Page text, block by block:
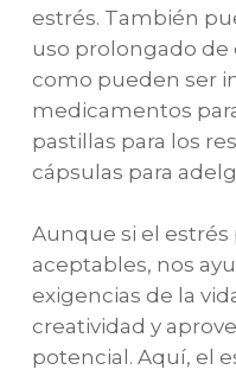
estrés. También
uso prolongado
como pueden ser
medicamentos
pastillas para los
cápsulas para
Aunque si el
aceptables, nos
exigencias de la
creatividad y
potencial. Aquí, el